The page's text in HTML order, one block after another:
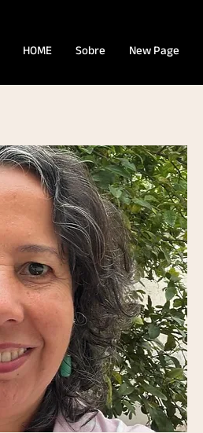
HOME Sobre New Page